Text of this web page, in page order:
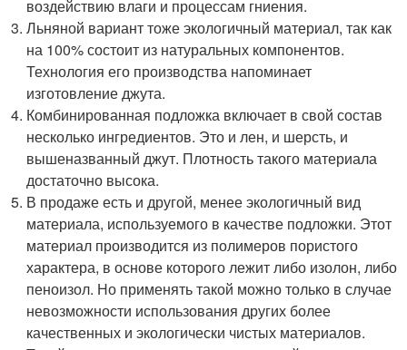
воздействию влаги и процессам гниения.
Льняной вариант тоже экологичный материал, так как
на 100% состоит из натуральных компонентов.
Технология его производства напоминает
изготовление джута.
Комбинированная подложка включает в свой состав
несколько ингредиентов. Это и лен, и шерсть, и
вышеназванный джут. Плотность такого материала
достаточно высока.
В продаже есть и другой, менее экологичный вид
материала, используемого в качестве подложки. Этот
материал производится из полимеров пористого
характера, в основе которого лежит либо изолон, либо
пеноизол. Но применять такой можно только в случае
невозможности использования других более
качественных и экологически чистых материалов.